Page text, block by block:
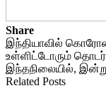
Share
இந்தியாவில்
உள்ளிட்டோரும்
இந்தநிலையில்,
Related Posts